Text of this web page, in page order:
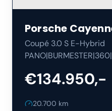
Porsche
Coupé 3.0 S E-Hybrid
€134.950,-
20.700 km